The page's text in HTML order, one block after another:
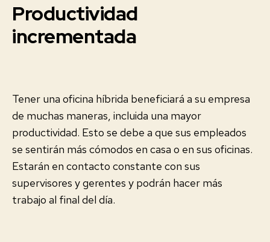
Productividad
incrementada
Tener una oficina híbrida beneficiará a su empresa
de muchas maneras, incluida una mayor
productividad. Esto se debe a que sus empleados
se sentirán más cómodos en casa o en sus oficinas.
Estarán en contacto constante con sus
supervisores y gerentes y podrán hacer más
trabajo al final del día.